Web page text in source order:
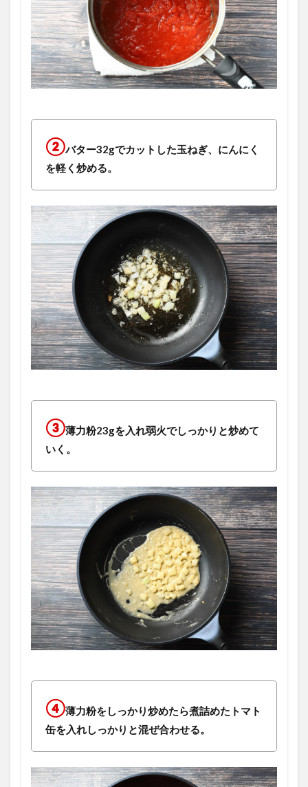
②バター32gでカットした玉ねぎ、にんにく
を軽く炒める。
③薄力粉23gを入れ弱火でしっかりと炒めて
いく。
④薄力粉をしっかり炒めたら煮詰めたトマト
缶を入れしっかりと混ぜ合わせる。